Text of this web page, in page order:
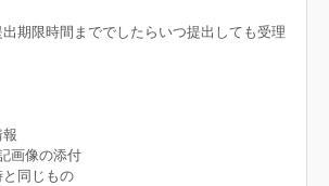
出期限時間まででしたらいつ提出しても受理
報​​​​​​
画像の添付
同じもの